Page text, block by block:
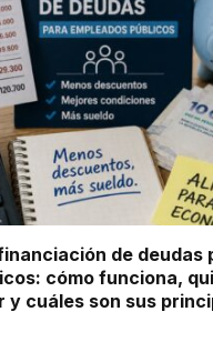
de deudas
cómo funciona,
y cuáles son sus